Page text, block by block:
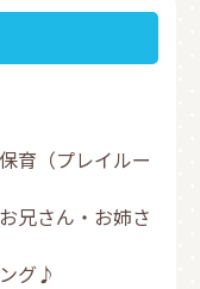
育（プレイルー
兄さん・お姉さ
グ♪